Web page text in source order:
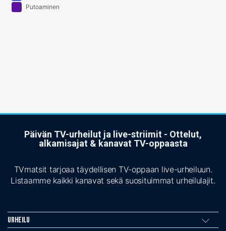
Putoaminen
Päivän TV-urheilut ja live-striimit - Ottelut,
alkamisajat & kanavat TV-oppaasta
TVmatsit tarjoaa täydellisen TV-oppaan live-urheiluun.
Listaamme kaikki kanavat sekä suosituimmat urheilulajit.
Urheilu